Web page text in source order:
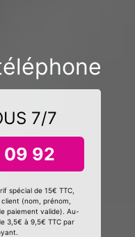
7/7
92
spécial de 15€ TTC,
(nom, prénom,
paiement valide). Au-
3,5€ à 9,5€ TTC par